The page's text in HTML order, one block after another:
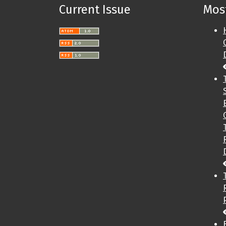
Current Issue